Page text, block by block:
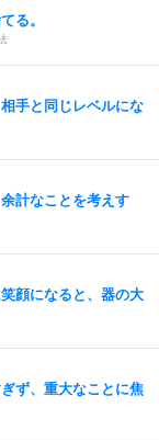
る。
手と同じレベルにな
計なことを考えす
顔になると、器の大
ず、重大なことに焦